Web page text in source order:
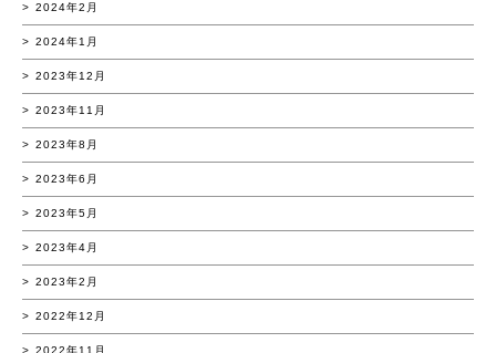
2024年2月
2024年1月
2023年12月
2023年11月
2023年8月
2023年6月
2023年5月
2023年4月
2023年2月
2022年12月
2022年11月